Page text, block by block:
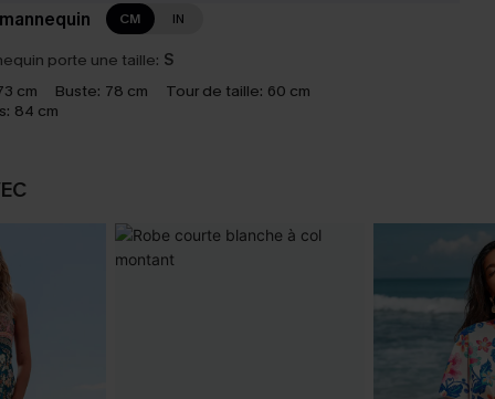
CM IN
porte une taille: S
cm Buste: 78 cm Tour de taille: 60 cm
84 cm